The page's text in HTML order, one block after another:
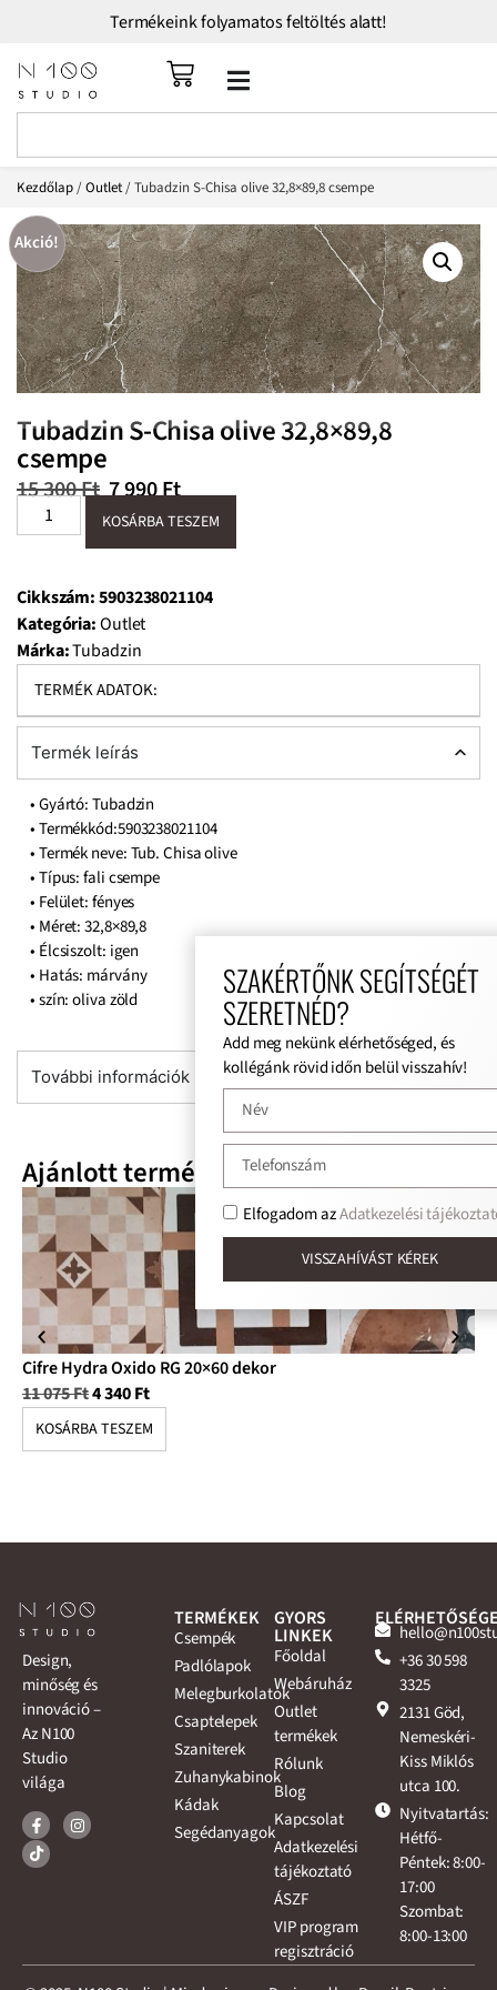
Termékeink folyamatos feltöltés alatt!
Kezdőlap/Outlet/ Tubadzin S-Chisa olive 32,8×89,8 csempe
Tubadzin S-Chisa olive 32,8×89,8
csempe
15 300Ft 7 990Ft
KOSÁRBA TESZEM
Cikkszám:5903238021104
Kategória:Outlet
Márka:Tubadzin
TERMÉK ADATOK:
Akció!
Termék leírás
• Gyártó: Tubadzin
• Termékkód:5903238021104
• Termék neve: Tub. Chisa olive
• Típus: fali csempe
• Felület: fényes
• Méret: 32,8×89,8
• Élcsiszolt: igen
• Hatás: márvány
• szín: oliva zöld
További információk
Ajánlott termékek
Cifre Hydra Oxido RG 20×60 dekor
11 075Ft4 340Ft
KOSÁRBA TESZEM
Design,
minőség és
innováció –
Az N100
Studio
világa
TERMÉKEK
Csempék
Padlólapok
Melegburkolatok
Csaptelepek
Szaniterek
Zuhanykabinok
Kádak
Segédanyagok
GYORS
LINKEK
Főoldal
Webáruház
Outlet
termékek
Rólunk
Blog
Kapcsolat
Adatkezelési
tájékoztató
ÁSZF
VIP program
regisztráció
+36 30 598
3325
2131 Göd,
Nemeskéri-
Kiss Miklós
utca 100.
Nyitvatartás:
Hétfő-
Péntek: 8:00-
17:00
Szombat:
8:00-13:00
SZAKÉRTŐNK SEGÍTSÉGÉT
SZERETNÉD?
Add meg nekünk elérhetőséged, és
kollégánk rövid időn belül visszahív!
Elfogadom azAdatkezelési
VISSZAHÍVÁST KÉREK